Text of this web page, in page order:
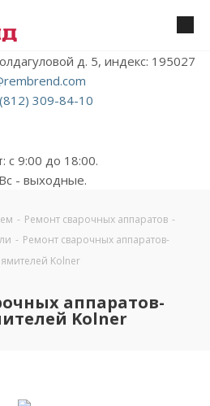
д. 5, индекс: 195027
309-84-10
с 9:00 до 18:00.
- выходные.
- Ремонт сварочных аппаратов -
- Ремонт сварочных аппаратов-
Kolner
аппаратов-
Kolner